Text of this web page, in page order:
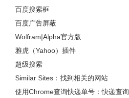
百度搜索框
百度广告屏蔽
Wolfram|Alpha官方版
雅虎（Yahoo）插件
超级搜索
Similar Sites：找到相关的网站
使用Chrome查询快递单号：快递查询